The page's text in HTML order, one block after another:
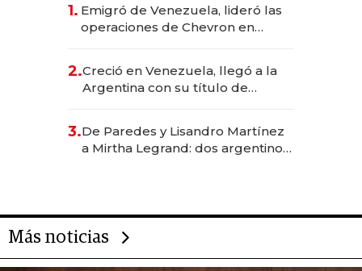
1. Emigró de Venezuela, lideró las
operaciones de Chevron en
2.Creció en Venezuela, llegó a la
Argentina con su título de
las marcas "fast premium"
3.De Paredes y Lisandro Martínez
a Mirtha Legrand: dos argentinos
Más noticias